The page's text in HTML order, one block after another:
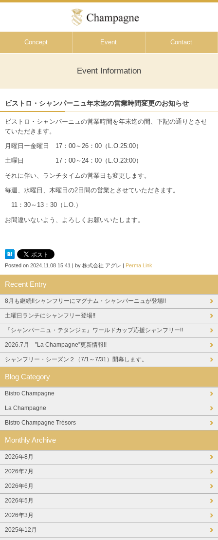
Concept Event Contact
Event Information
ビストロ・シャンパーニュ年末迄の営業時間変更のお知らせ
ビストロ・シャンパーニュの営業時間を年末迄の間、下記の通りとさせ
ていただきます。
月曜日ー金曜日 17：00～26：00（L.O.25:00）
土曜日 17：00～24：00（L.O.23:00）
それに伴い、ランチタイムの営業日も変更します。
毎週、水曜日、木曜日の2日間の営業とさせていただきます。
11：30～13：30（L.O.）
お間違いないよう、よろしくお願いいたします。
Posted on 2024.11.08 15:41 | by 株式会社 アグレ | Perma Link
Recent Entry
8月も継続!!シャンフリーにマグナム・シャンパーニュが登場!!
土曜日ランチにシャンフリー登場!!
『シャンパーニュ・テタンジェ』ワールドカップ応援シャンフリー!!
2026.7月 ”La Champagne”更新情報!!
シャンフリー・シーズン２（7/1～7/31）開幕します。
Blog Category
Bistro Champagne
La Champagne
Bistro Champagne Trésors
Monthly Archive
2026年8月
2026年7月
2026年6月
2026年5月
2026年3月
2025年12月